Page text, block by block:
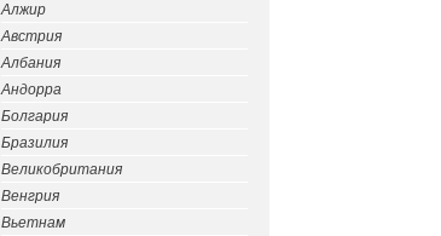
Алжир
Австрия
Албания
Андорра
Болгария
Бразилия
Великобритания
Венгрия
Вьетнам